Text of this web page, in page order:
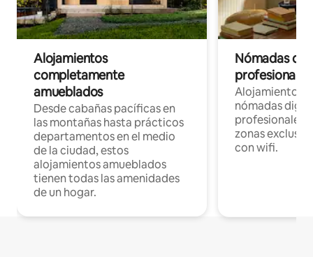
Alojamientos
completamente
amueblados
Desde cabañas pacíficas en
las montañas hasta prácticos
departamentos en el medio
de la ciudad, estos
alojamientos amueblados
tienen todas las amenidades
de un hogar.
Nómadas
Alojamientos
nómadas
profesionales
zonas
con wifi.